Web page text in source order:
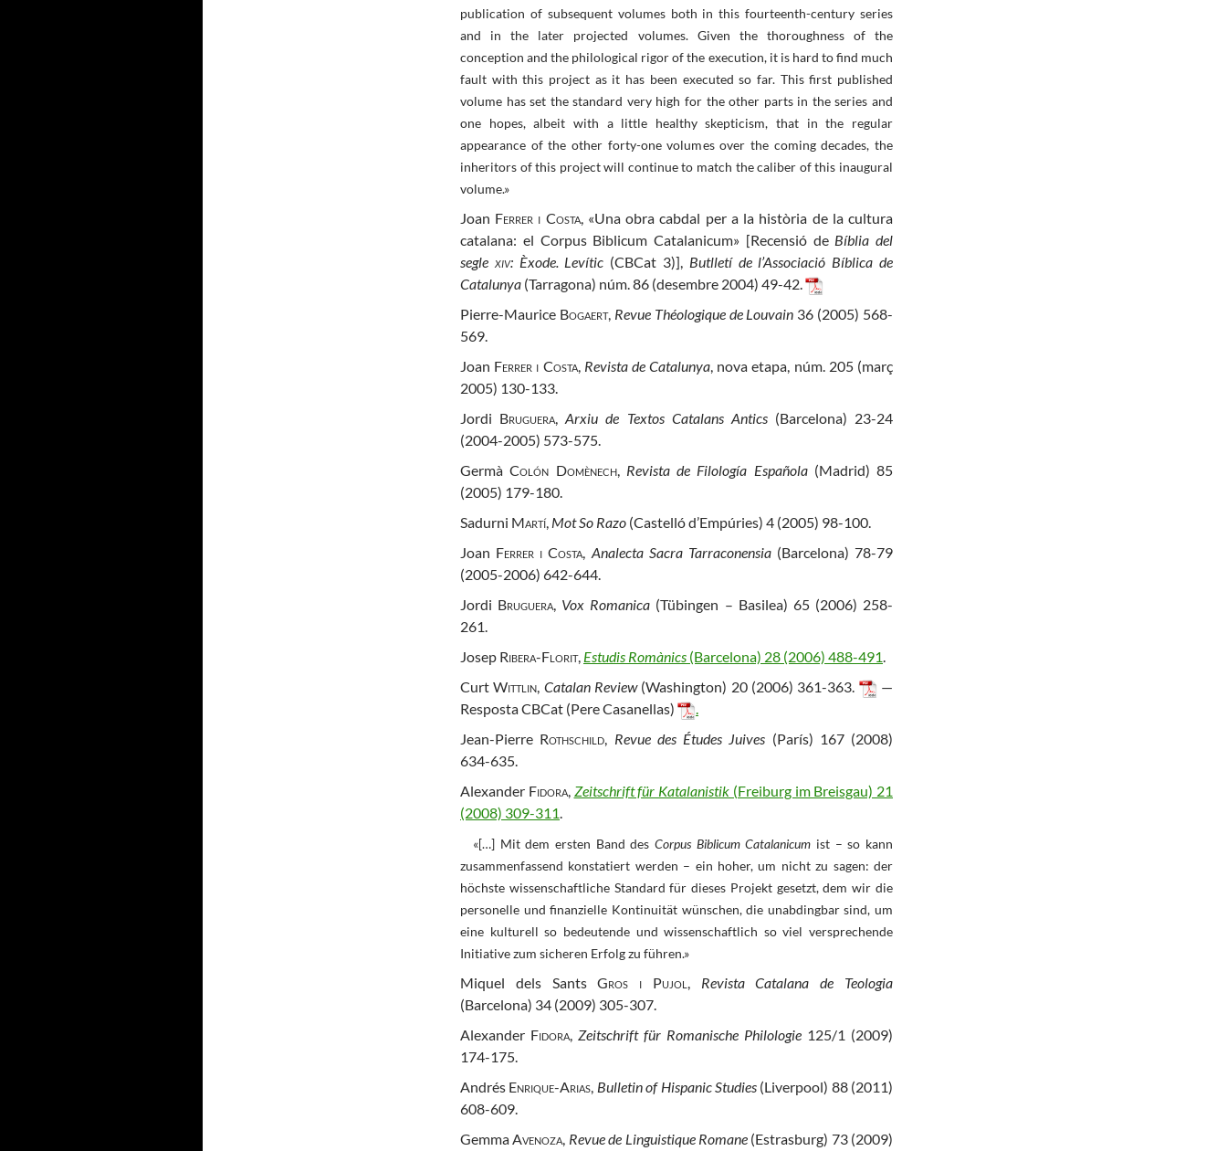
publication of subsequent volumes both in this fourteenth-century series
and in the later projected volumes. Given the thoroughness of the
conception and the philological rigor of the execution, it is hard to find much
fault with this project as it has been executed so far. This first published
volume has set the standard very high for the other parts in the series and
one hopes, albeit with a little healthy skepticism, that in the regular
appearance of the other forty-one volumes over the coming decades, the
inheritors of this project will continue to match the caliber of this inaugural
volume.»
Joan Ferrer i Costa, «Una obra cabdal per a la història de la cultura
catalana: el Corpus Biblicum Catalanicum» [Recensió de Bíblia del
segle xiv: Èxode. Levític (CBCat 3)], Butlletí de l’Associació Bíblica de
Catalunya (Tarragona) núm. 86 (desembre 2004) 49-42.
Pierre-Maurice Bogaert, Revue Théologique de Louvain 36 (2005) 568-
569.
Joan Ferrer i Costa, Revista de Catalunya, nova etapa, núm. 205 (març
2005) 130-133.
Jordi Bruguera,Arxiu de Textos Catalans Antics(Barcelona) 23-24
(2004-2005) 573-575.
GermàColón Domènech, Revista de Filología Española(Madrid) 85
(2005) 179-180.
Sadurni Martí, Mot So Razo (Castelló d’Empúries) 4 (2005) 98-100.
Joan Ferrer i Costa, Analecta Sacra Tarraconensia(Barcelona) 78-79
(2005-2006) 642-644.
Jordi Bruguera, Vox Romanica (Tübingen – Basilea) 65 (2006) 258-
261.
Josep Ribera-Florit, Estudis Romànics (Barcelona) 28 (2006) 488-491.
CurtWittlin, Catalan Review(Washington) 20 (2006) 361-363.
—
Resposta CBCat (Pere Casanellas)
.
Jean-Pierre Rothschild, Revue des Études Juives (París) 167 (2008)
634-635.
Alexander Fidora, Zeitschrift für Katalanistik (Freiburg im Breisgau) 21
(2008) 309-311.
«[…] Mit dem ersten Band des Corpus Biblicum Catalanicum ist – so kann
zusammenfassend konstatiert werden – ein hoher, um nicht zu sagen: der
höchste wissenschaftliche Standard für dieses Projekt gesetzt, dem wir die
personelle und finanzielle Kontinuität wünschen, die unabdingbar sind, um
eine kulturell so bedeutende und wissenschaftlich so viel versprechende
Initiative zum sicheren Erfolg zu führen.»
Miquel dels SantsGros i Pujol ,Revista Catalana de Teologia
(Barcelona) 34 (2009) 305-307.
Alexander Fidora, Zeitschrift für Romanische Philologie 125/1 (2009)
174-175.
Andrés Enrique-Arias, Bulletin of Hispanic Studies(Liverpool) 88 (2011)
608-609.
GemmaAvenoza, Revue de Linguistique Romane(Estrasburg) 73 (2009)